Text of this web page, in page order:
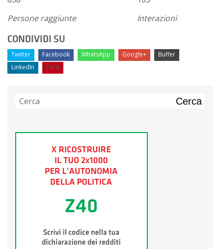
Persone raggiunte
Interazioni
CONDIVIDI SU
Twitter Facebook WhatsApp Google+
Buffer
LinkedIn
Pin It
Cerca